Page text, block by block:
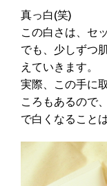
真っ白(笑)
この白さは、セ
でも、少しずつ
えていきます。
実際、この手に
ころもあるので
で白くなること